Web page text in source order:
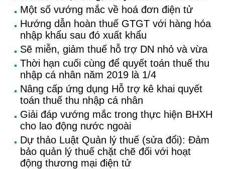
Một số vướng mắc về hoá đơn điện tử
Hướng dẫn hoàn thuế GTGT với hàng hóa
nhập khẩu sau đó xuất khẩu
Sẽ miễn, giảm thuế hỗ trợ DN nhỏ và vừa
Thời hạn cuối cùng để quyết toán thuế thu
nhập cá nhân năm 2019 là 1/4
Nâng cấp ứng dụng Hỗ trợ kê khai quyết
toán thuế thu nhập cá nhân
Giải đáp vướng mắc trong thực hiện BHXH
cho lao động nước ngoài
Dự thảo Luật Quản lý thuế (sửa đổi): Đảm
bảo quản lý thuế chặt chẽ đối với hoạt
động thương mại điện tử